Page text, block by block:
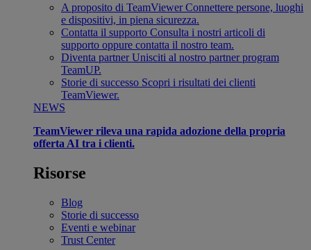
A proposito di TeamViewer Connettere persone, luoghi
e dispositivi, in piena sicurezza.
Contatta il supporto Consulta i nostri articoli di
supporto oppure contatta il nostro team.
Diventa partner Unisciti al nostro partner program
TeamUP.
Storie di successo Scopri i risultati dei clienti
TeamViewer.
NEWS
TeamViewer rileva una rapida adozione della propria
offerta AI tra i clienti.
Risorse
Blog
Storie di successo
Eventi e webinar
Trust Center